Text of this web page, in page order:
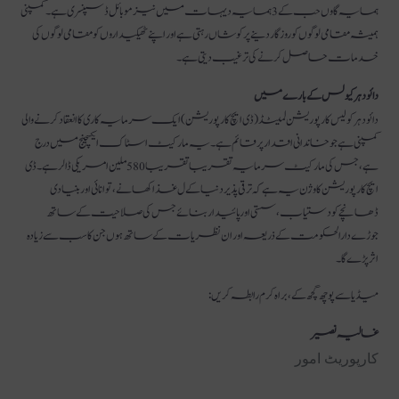
ہمسایہ گاوں حب کے 3 ہمسایہ دیہات میں نیز موبائل ڈسپنسری ہے۔ کمپنی
ہمیشہ مقامی لوگوں کو روزگار دینے پر کوشاں رہتی ہے اور اپنے ٹھیکیداروں کو مقامی لوگوں کی
خدمات حاصل کرنے کی ترغیب دیتی ہے۔
دائود ہرکیولس کے بارے میں
دائود ہرکولیس کارپوریشن لمیٹڈ (ڈی ایچ کارپوریشن) ایک سرمایہ کاری کا انعقاد کرنے والی
کمپنی ہے جو خاندانی اقدار پر قائم ہے۔ یہ مارکیٹ اسٹاک ایکسچینج میں درج
ہے ، جس کی مارکیٹ سرمایہ تقریبا تقریبا 580 ملین امریکی ڈالر ہے۔ ڈی
ایچ کارپوریشن کا وژن یہ ہے کہ ترقی پذیر دنیا کے ل غذاکھانے ، توانائی اور بنیادی
ڈھانچے کو دستیاب ، سستی اور پائیدار بنائے جس کی صلاحیت کے ساتھ
جوڑے دارالحکومت کے ذریعہ اور ان نظریات کے ساتھ ہوں جن کا سب سے زیادہ
اثر پڑے گا۔
میڈیا سے پوچھ گچھ کے، براہ کرم رابطہ کریں:
غالیہ نصیر
کارپوریٹ امور